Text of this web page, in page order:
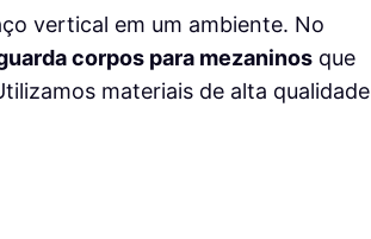
vertical em um ambiente. No
corpos para mezaninosque
materiais de alta qualidade